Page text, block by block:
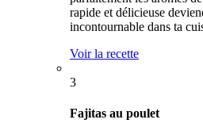
rapide et délicieuse
incontournable dans ta
Voir la recette
3
Fajitas au poulet